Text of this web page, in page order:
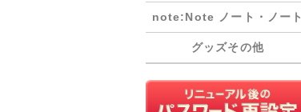
note:Note ノート・ノート
グッズその他